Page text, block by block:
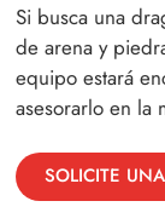
Si busca una
de arena y
equipo estará
asesorarlo en la
SOLICITE